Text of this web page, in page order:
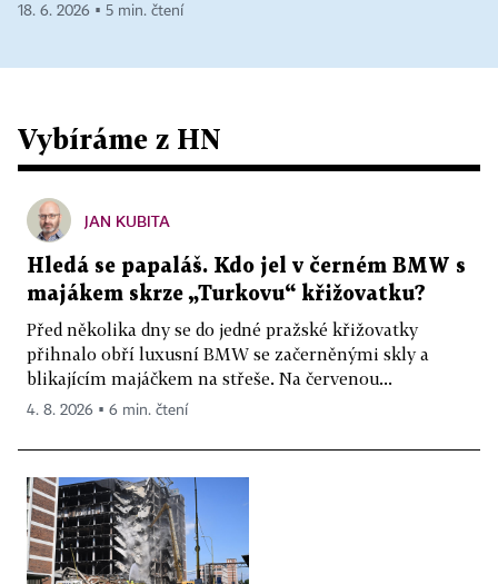
18. 6. 2026 ▪ 5 min. čtení
Vybíráme z HN
JAN KUBITA
Hledá se papaláš. Kdo jel v černém BMW s
majákem skrze „Turkovu“ křižovatku?
Před několika dny se do jedné pražské křižovatky
přihnalo obří luxusní BMW se začerněnými skly a
blikajícím majáčkem na střeše. Na červenou...
4. 8. 2026 ▪ 6 min. čtení